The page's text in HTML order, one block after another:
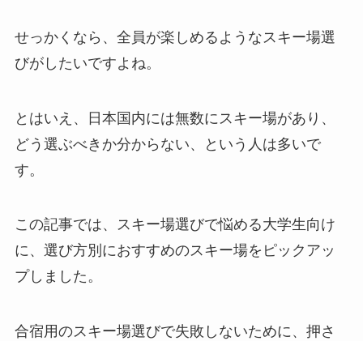
せっかくなら、全員が楽しめるようなスキー場選
びがしたいですよね。
とはいえ、日本国内には無数にスキー場があり、
どう選ぶべきか分からない、という人は多いで
す。
この記事では、スキー場選びで悩める大学生向け
に、選び方別におすすめのスキー場をピックアッ
プしました。
合宿用のスキー場選びで失敗しないために、押さ